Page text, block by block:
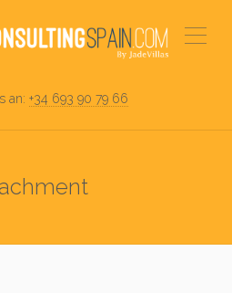
an: +34 693 90 79 66